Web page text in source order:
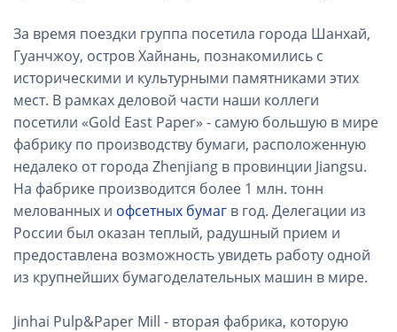
За время поездки группа посетила города Шанхай,
Гуанчжоу, остров Хайнань, познакомились с
историческими и культурными памятниками этих
мест. В рамках деловой части наши коллеги
посетили «Gold East Paper» - самую большую в мире
фабрику по производству бумаги, расположенную
недалеко от города Zhenjiang в провинции Jiangsu.
На фабрике производится более 1 млн. тонн
мелованных и офсетных бумаг в год. Делегации из
России был оказан теплый, радушный прием и
предоставлена возможность увидеть работу одной
из крупнейших бумагоделательных машин в мире.
Jinhai Pulp&Paper Mill - вторая фабрика, которую